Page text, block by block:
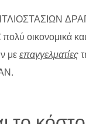
πολύ οικονομικά
μεεπαγγελματίες